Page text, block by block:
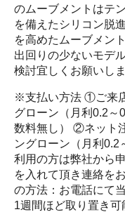
のムーブメントはテ
を備えたシリコン脱
を高めたムーブメン
出回りの少ないモデ
検討宜しくお願いしま
※支払い方法 ①ご来
グローン（月利0.2～
数料無し） ②ネット
ングローン（月利0.2
利用の方は弊社から
を入れて頂き連絡を
の方法：お電話にて
1週間ほど取り置き